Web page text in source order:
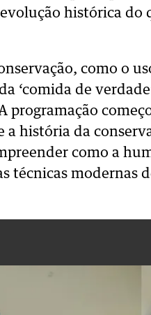
histórica do
como o
‘comida de
programação
história da
como a
técnicas modernas